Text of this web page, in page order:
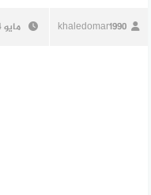
khaledomar1990 مايو 14, 2026